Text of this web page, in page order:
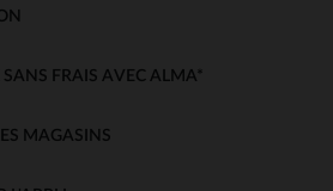
SANS FRAIS AVEC ALMA*
MAGASINS